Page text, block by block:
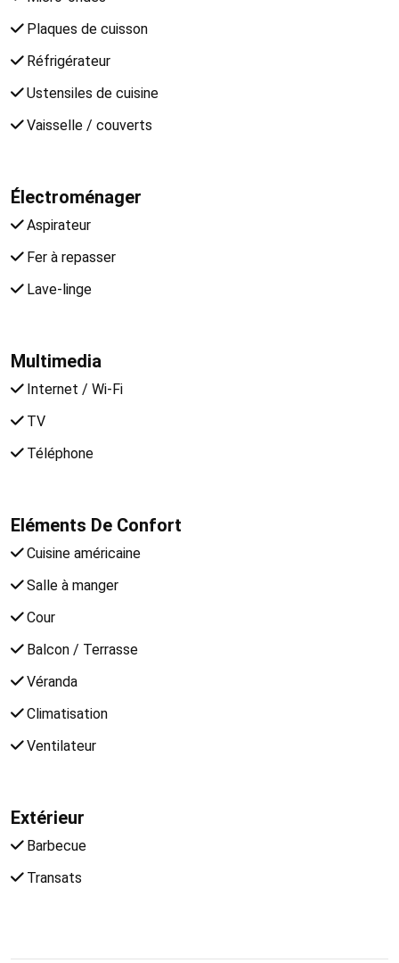
Plaques de cuisson
Réfrigérateur
Ustensiles de cuisine
Vaisselle / couverts
Électroménager
Aspirateur
Fer à repasser
Lave-linge
Multimedia
Internet / Wi-Fi
TV
Téléphone
Eléments De Confort
Cuisine américaine
Salle à manger
Cour
Balcon / Terrasse
Véranda
Climatisation
Ventilateur
Extérieur
Barbecue
Transats